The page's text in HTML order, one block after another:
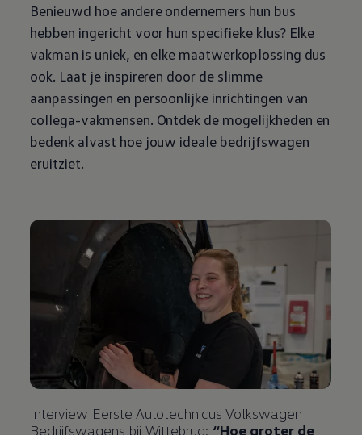
Benieuwd hoe andere ondernemers hun bus
hebben ingericht voor hun specifieke klus? Elke
vakman is uniek, en elke maatwerkoplossing dus
ook. Laat je inspireren door de slimme
aanpassingen en persoonlijke inrichtingen van
collega-vakmensen. Ontdek de mogelijkheden en
bedenk alvast hoe jouw ideale bedrijfswagen
eruitziet.
Interview Eerste Autotechnicus Volkswagen
Bedrijfswagens bij Wittebrug: “Hoe groter de